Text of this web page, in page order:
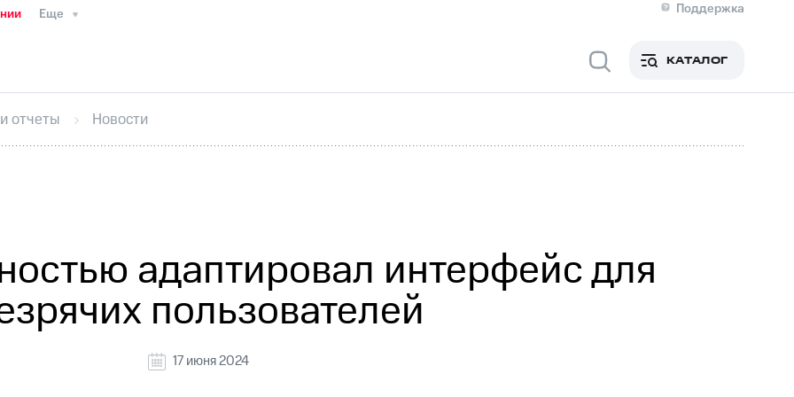
Еще
Поддержка
Медиа-центр
ИнтервьюФинансовая отчетностьКонтактыПригласить спикера
секретарьРаскрытие информации
кабинет акционераАкционерный капиталКонтроль и аудитРынок акций
КАТАЛОГ
отчеты Новости
адаптировал интерфейс для
пользователей
17 июня 2024